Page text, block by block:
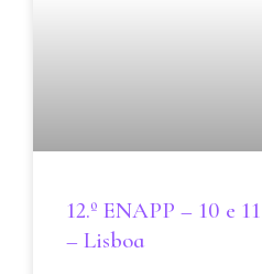
12.º ENAPP – 10 e
– Lisboa